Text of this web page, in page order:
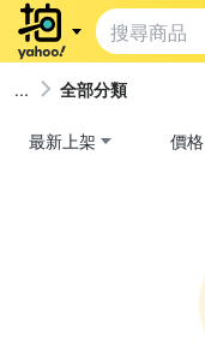
全部分類
最新上架 價格